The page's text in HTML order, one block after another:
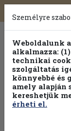
Toggle
Személyre
Weboldalunk
alkalmazza:
technikai
szolgáltatás
könnyebbé és
amely alapján
kereshetjük
érheti el.